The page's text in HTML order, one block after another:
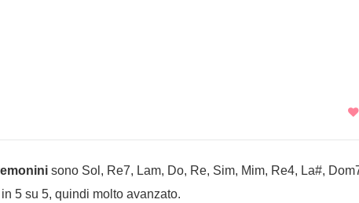
sono Sol, Re7, Lam, Do, Re, Sim, Mim, Re4, La#,
5 su 5, quindi molto avanzato.